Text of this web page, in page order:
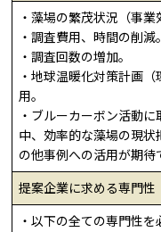
・藻場の繁茂状況（事業
・調査費用、時間の削減。
・調査回数の増加。
・地球温暖化対策計画
用。
・ブルーカーボン活動
中、効率的な藻場の現
の他事例への活用が期待
提案企業に求める専門性
・以下の全ての専門性